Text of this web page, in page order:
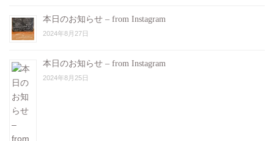
本日のお知らせ – from Instagram
2024年8月27日
本日のお知らせ – from Instagram
2024年8月25日